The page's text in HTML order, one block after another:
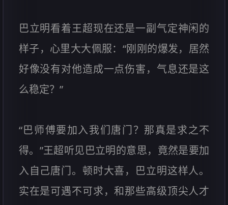
巴立明看着王超现在还是一副气定神闲的
样子，心里大大佩服：“刚刚的爆发，居然
好像没有对他造成一点伤害，气息还是这
么稳定？”
“巴师傅要加入我们唐门？那真是求之不
得。”王超听见巴立明的意思，竟然是要加
入自己唐门。顿时大喜，巴立明这样人。
实在是可遇不可求，和那些高级顶尖人才